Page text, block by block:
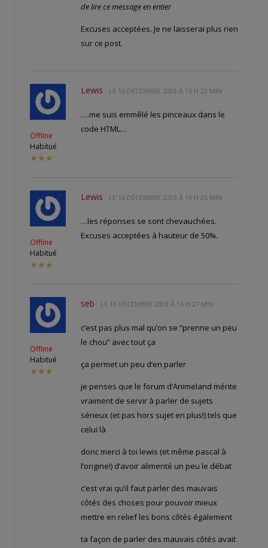
de lire ce message en entier
Excuses acceptées. Je ne laisserai plus rien
sur ce post.
Offline
Habitué
★★★
Lewis LE 16 DÉCEMBRE 2003 À 16 H 23 MIN
….me suis emmêlé les pinceaux dans le
code HTML…
Offline
Habitué
★★★
Lewis LE 16 DÉCEMBRE 2003 À 16 H 25 MIN
…les réponses se sont chevauchées.
Excuses acceptées à hauteur de 50%.
Offline
Habitué
★★★
seb LE 16 DÉCEMBRE 2003 À 16 H 27 MIN
c’est pas plus mal qu’on se “prenne un peu
le chou” avec tout ça
ça permet un peu d’en parler
je penses que le forum d’Animeland mérite
vraiment de servir à parler de sujets
sérieux (et pas hors sujet en plus!) tels que
celui là
donc merci à toi lewis (et même pascal à
l’origine!) d’avoir alimenté un peu le débat
c’est vrai qu’il faut parler des mauvais
côtés des choses pour pouvoir mieux
mettre en relief les bons côtés également
ta façon de parler des mauvais côtés avait